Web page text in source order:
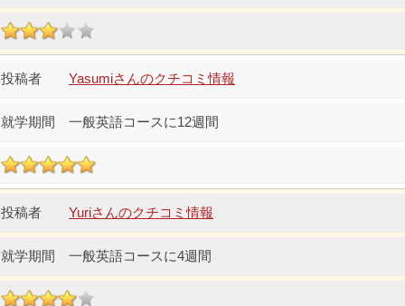
Yasumiさんのクチコミ情報
一般英語コースに12週間
Yuriさんのクチコミ情報
一般英語コースに4週間